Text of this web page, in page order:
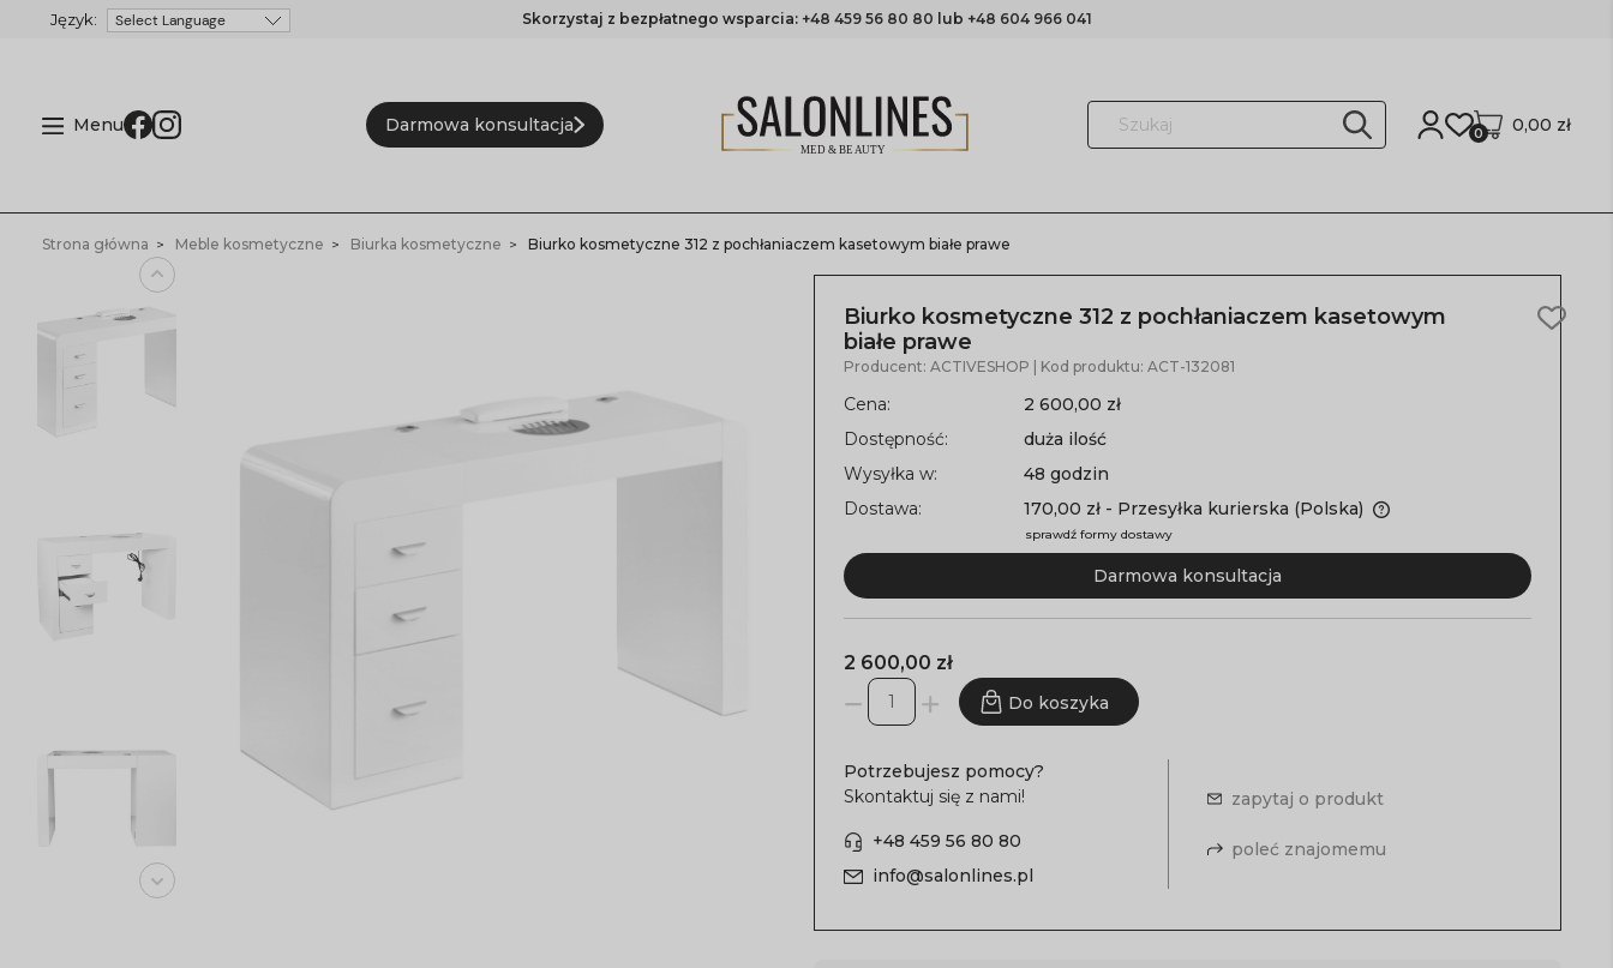
Skorzystaj z bezpłatnego wsparcia: +48 459 56 80 80 lub +48 604 966 041
Menu Darmowa konsultacja 0,00 zł
0
Strona główna Meble kosmetyczne Biurka kosmetyczne Biurko kosmetyczne 312 z pochłaniaczem kasetowym białe prawe
Biurko kosmetyczne 312 z pochłaniaczem kasetowym
białe prawe
Producent:ACTIVESHOP | Kod produktu: ACT-132081
Cena:
2 600,00 zł
Dostępność:
duża ilość
Wysyłka w:
48 godzin
Dostawa:
170,00 zł - Przesyłka kurierska (Polska)
sprawdź formy dostawy
Darmowa konsultacja
2 600,00 zł
Do koszyka
Potrzebujesz pomocy?
Skontaktuj się z nami!
+48 459 56 80 80
info@salonlines.pl
zapytaj o produkt
poleć znajomemu